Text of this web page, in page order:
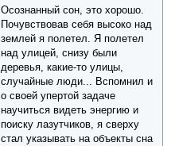
Осознанный сон, это хорошо.
Почувствовав себя высоко над
землей я полетел. Я полетел
над улицей, снизу были
деревья, какие-то улицы,
случайные люди... Вспомнил и
о своей упертой задаче
научиться видеть энергию и
поиску лазутчиков, я сверху
стал указывать на объекты сна